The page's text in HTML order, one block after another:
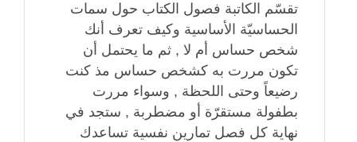
تقسّم الكاتبة فصول الكتاب حول سمات
الحساسيّة الأساسية وكيف تعرف أنك
شخص حساس أم لا , ثم ما يحتمل أن
تكون مررت به كشخص حساس مذ كنت
رضيعاً وحتى اللحظة , وسواء مررت
بطفولة مستقرّة أو مضطربة , ستجد في
نهاية كل فصل تمارين نفسية تساعدك